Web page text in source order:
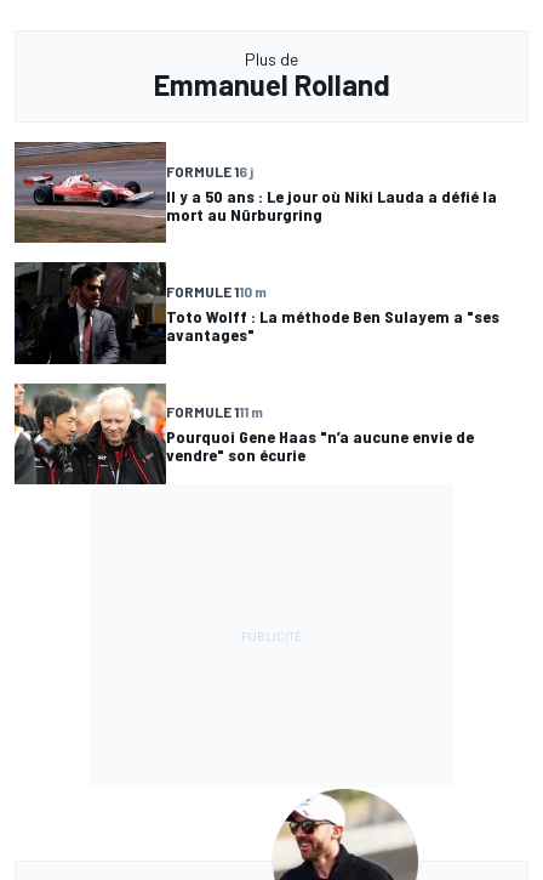
Plus de
Emmanuel Rolland
FORMULE 16 j
Il y a 50 ans : Le jour où Niki Lauda a défié la
mort au Nürburgring
FORMULE 110 m
Toto Wolff : La méthode Ben Sulayem a "ses
avantages"
FORMULE 111 m
Pourquoi Gene Haas "n’a aucune envie de
vendre" son écurie